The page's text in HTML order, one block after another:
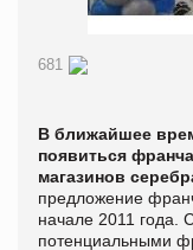
681
В ближайшее
появиться
магазинов
предложение
начале 2011 года.
потенциальными